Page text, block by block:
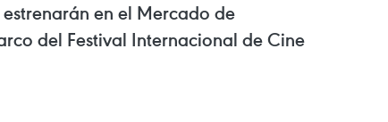
en el Mercado de
del Festival Internacional de Cine